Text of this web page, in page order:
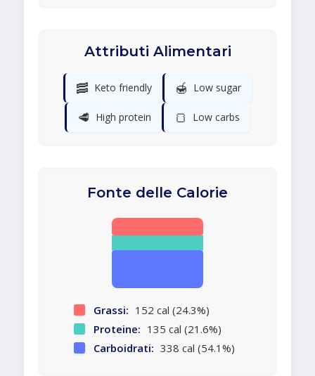
Attributi Alimentari
🥓 Keto friendly 🍯 Low sugar
🥩 High protein 🍞 Low carbs
Fonte delle Calorie
Grassi: 152 cal (24.3%)
Proteine: 135 cal (21.6%)
Carboidrati: 338 cal (54.1%)